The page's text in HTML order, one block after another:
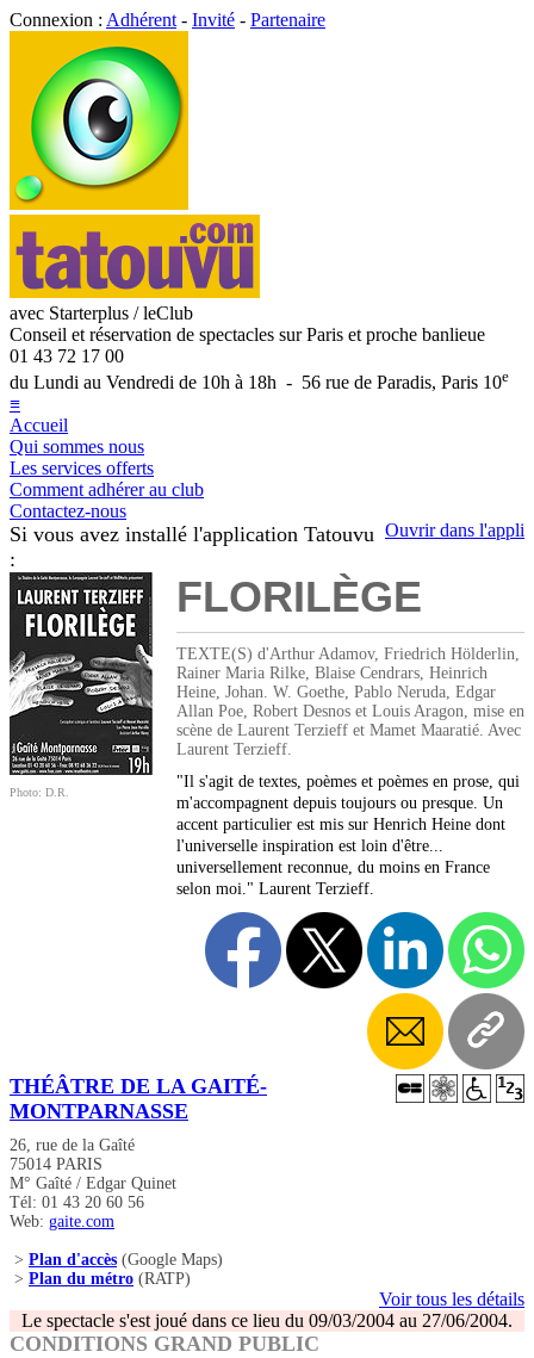
Connexion : Adhérent - Invité - Partenaire
avec Starterplus / leClub
Conseil et réservation de spectacles sur Paris et proche banlieue
01 43 72 17 00
du Lundi au Vendredi de 10h à 18h - 56 rue de Paradis, Paris 10e
≡
Accueil
Qui sommes nous
Les services offerts
Comment adhérer au club
Contactez-nous
Ouvrir dans l'appli
Si vous avez installé l'application Tatouvu
:
Photo: D.R.
FLORILÈGE
TEXTE(S) d'Arthur Adamov, Friedrich Hölderlin,
Rainer Maria Rilke, Blaise Cendrars, Heinrich
Heine, Johan. W. Goethe, Pablo Neruda, Edgar
Allan Poe, Robert Desnos et Louis Aragon, mise en
scène de Laurent Terzieff et Mamet Maaratié. Avec
Laurent Terzieff.
"Il s'agit de textes, poèmes et poèmes en prose, qui
m'accompagnent depuis toujours ou presque. Un
accent particulier est mis sur Henrich Heine dont
l'universelle inspiration est loin d'être...
universellement reconnue, du moins en France
selon moi." Laurent Terzieff.
THÉÂTRE DE LA GAITÉ-
MONTPARNASSE
26, rue de la Gaîté
75014 PARIS
M° Gaîté / Edgar Quinet
Tél: 01 43 20 60 56
Web: gaite.com
> Plan d'accès (Google Maps)
> Plan du métro (RATP)
Voir tous les détails
Le spectacle s'est joué dans ce lieu du 09/03/2004 au 27/06/2004.
CONDITIONS GRAND PUBLIC